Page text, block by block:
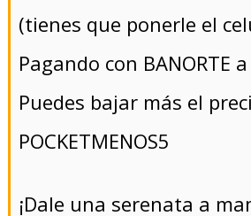
(tienes que ponerle el
Pagando con BANORTE
Puedes bajar más el
POCKETMENOS5
¡Dale una serenata a